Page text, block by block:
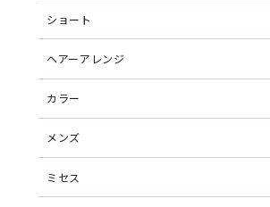
ショート
ヘアーアレンジ
カラー
メンズ
ミセス